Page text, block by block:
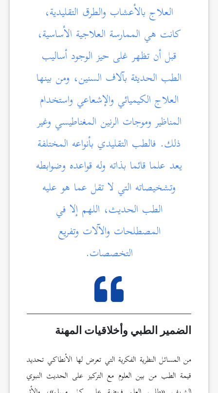
العلاج بالأعشاب والطرق التقليدية،
كانت هي الممارسة العلاجية الأساسية،
قبل أن تظهر غلى حيز الوجود أساليب
الطب الحديثة بآلاف السنين، ومن بينها
العلاج الكيميائي والإشعاعي واستخدام
المناظير وموجات الرنين المغناطيسي وغير
ذلك. فالطب التقليدي بأنواعه المختلفة
يعد علما قائما بذاته وله قواعده وضوابطه
وتشخيصاته التي لا تقل عما هو عليه
الطب الحديث، اللهم إلا في
المصطلحات والآلات وتفريع
التخصصات.
الضمير الطبي وأخلاقيات المهنة
من المسائل النظرية الفكرية التي تعرض لها الأنطاكي تحديد
قيمة الطب من بين العلوم مع التركيز على الحديث النبوي